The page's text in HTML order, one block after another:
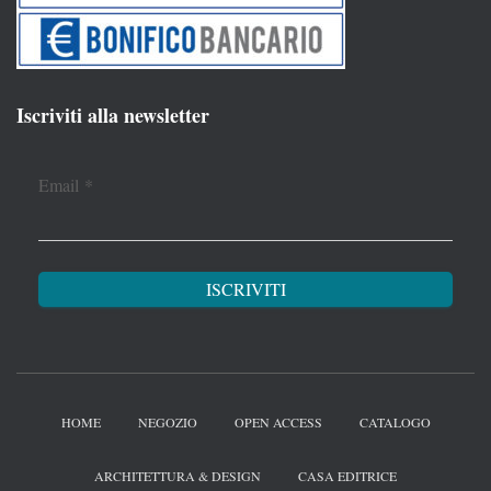
Iscriviti alla newsletter
Email *
HOME NEGOZIO OPEN ACCESS CATALOGO
ARCHITETTURA & DESIGN CASA EDITRICE